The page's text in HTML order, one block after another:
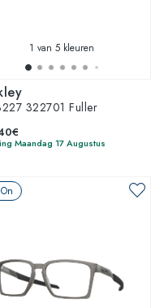
1 van 5 kleuren
322701 Fuller
Maandag 17 Augustus